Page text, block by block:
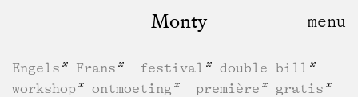
Monty
Engels Frans festival
double bill
workshop
ontmoeting première
gratis